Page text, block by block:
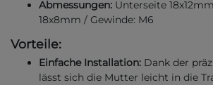
Abmessungen: Unterseite
18x8mm / Gewinde: M6
Vorteile:
Einfache Installation: Dank der
lässt sich die Mutter leicht in die